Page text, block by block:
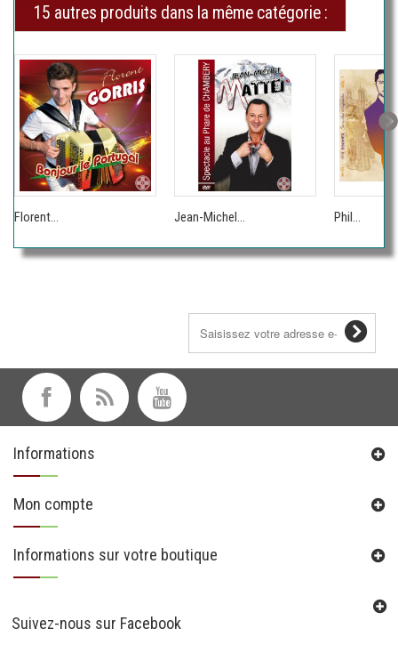
15 autres produits dans la même catégorie :
Florent... Jean-Michel... Phil...
Informations
Mon compte
Informations sur votre boutique
Suivez-nous sur Facebook